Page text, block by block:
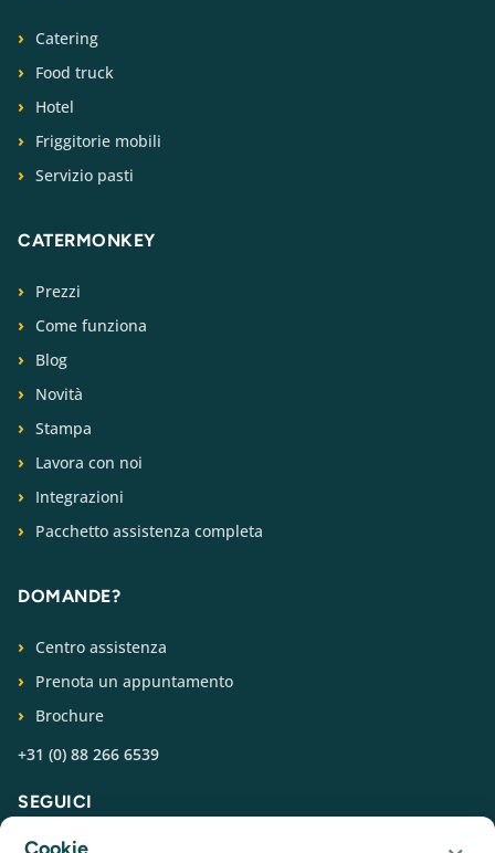
Catering
Food truck
Hotel
Friggitorie mobili
Servizio pasti
CATERMONKEY
Prezzi
Come funziona
Blog
Novità
Stampa
Lavora con noi
Integrazioni
Pacchetto assistenza completa
DOMANDE?
Centro assistenza
Prenota un appuntamento
Brochure
+31 (0) 88 266 6539
SEGUICI